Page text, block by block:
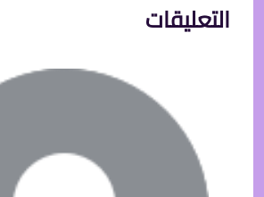
التعليقات